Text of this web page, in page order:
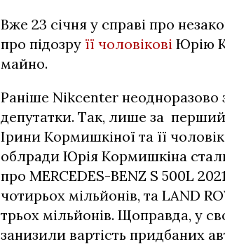
Вже 23 січня у справі про
про підозру її чоловікові Юрію
майно.
Раніше Nikcenter неодноразово
депутатки. Так, лише за
Ірини Кормишкіної та її
облради Юрія Кормишкіна
про MERCEDES-BENZ S 500L
чотирьох мільйонів, та LAND
трьох мільйонів. Щоправда, у
занизили вартість придбаних